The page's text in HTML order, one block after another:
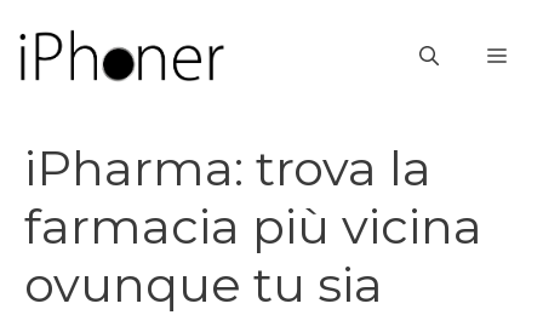
contenuto
iPharma: trova la
farmacia più vicina
ovunque tu sia